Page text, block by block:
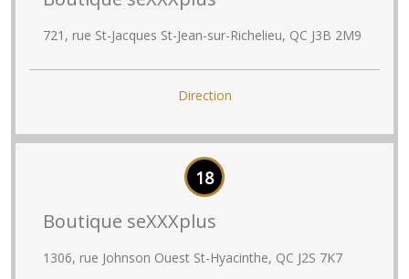
721, rue St-Jacques St-Jean-sur-Richelieu, QC J3B 2M9
Direction
18
Boutique seXXXplus
1306, rue Johnson Ouest St-Hyacinthe, QC J2S 7K7